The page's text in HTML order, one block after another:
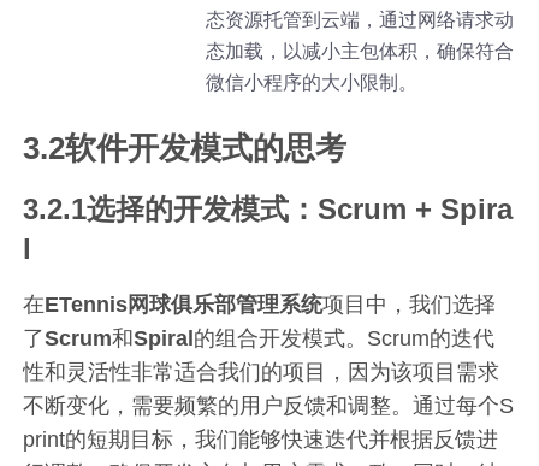
态资源托管到云端，通过网络请求动
态加载，以减小主包体积，确保符合
微信小程序的大小限制。
3.2软件开发模式的思考
3.2.1选择的开发模式：Scrum + Spira
l
在ETennis网球俱乐部管理系统项目中，我们选择
了Scrum和Spiral的组合开发模式。Scrum的迭代
性和灵活性非常适合我们的项目，因为该项目需求
不断变化，需要频繁的用户反馈和调整。通过每个S
print的短期目标，我们能够快速迭代并根据反馈进